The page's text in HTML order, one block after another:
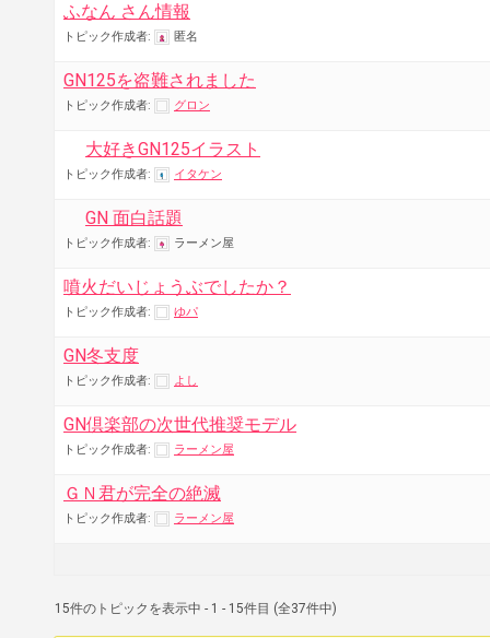
ふなん さん情報
トピック作成者: 匿名
GN125を盗難されました
トピック作成者: グロン
大好きGN125イラスト
トピック作成者: イタケン
GN 面白話題
トピック作成者: ラーメン屋
噴火だいじょうぶでしたか？
トピック作成者: ゆパ
GN冬支度
トピック作成者: よし
GN倶楽部の次世代推奨モデル
トピック作成者: ラーメン屋
ＧＮ君が完全の絶滅
トピック作成者: ラーメン屋
15件のトピックを表示中 - 1 - 15件目 (全37件中)